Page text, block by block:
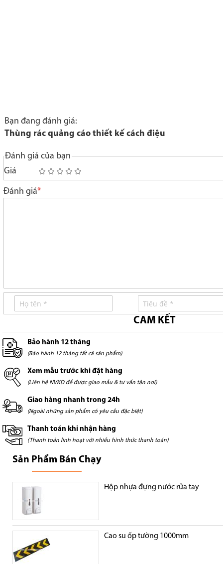
Bạn đang đánh giá:
Thùng rác quảng cáo thiết kế cách điệu
Đánh giá của bạn
Giá
1
star
2
stars
3
stars
4
stars
5
stars
Đánh giá
CAM KẾT
Bảo hành 12 tháng
(Bảo hành 12 tháng tất cả sản phẩm)
Xem mẫu trước khi đặt hàng
(Liên hệ NVKD để được giao mẫu & tư vấn tận nơi)
Giao hàng nhanh trong 24h
(Ngoài những sản phẩm có yêu cầu đặc biệt)
Thanh toán khi nhận hàng
(Thanh toán linh hoạt với nhiều hình thức thanh toán)
Sản Phẩm Bán Chạy
Hộp nhựa đựng nước rửa tay
Cao su ốp tường 1000mm